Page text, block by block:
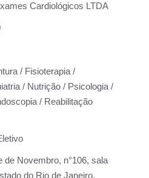
Cardiológicos LTDA
/ Fisioterapia /
/ Nutrição / Psicologia /
/ Reabilitação
de Novembro, n°106, sala
do Rio de Janeiro.